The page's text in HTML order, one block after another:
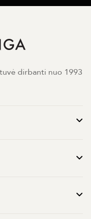
dirbanti nuo 1993